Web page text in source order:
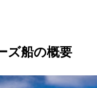
ズ船の概要